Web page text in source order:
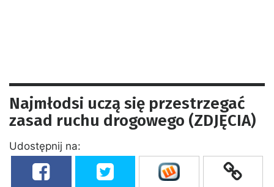
Najmłodsi uczą się przestrzegać
zasad ruchu drogowego (ZDJĘCIA)
Udostępnij na: